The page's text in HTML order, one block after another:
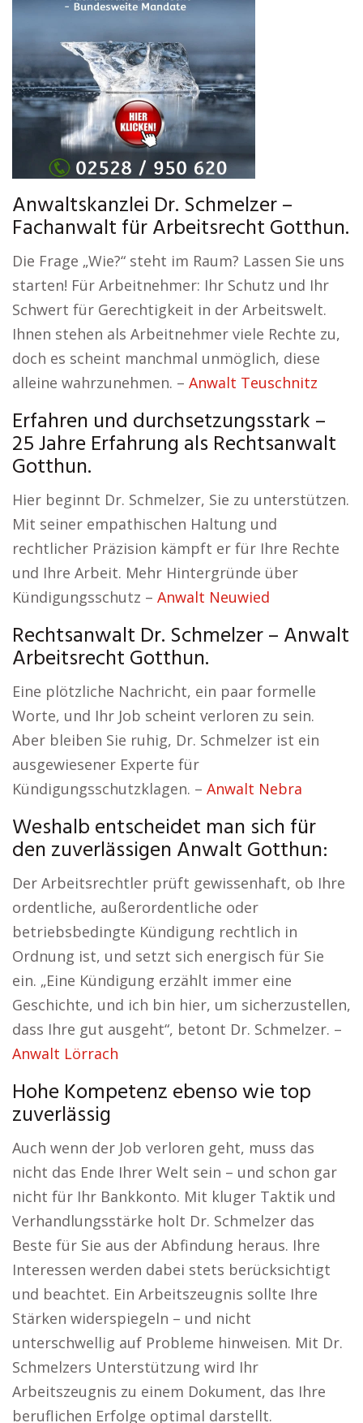
Anwaltskanzlei Dr. Schmelzer –
Fachanwalt für Arbeitsrecht Gotthun.
Die Frage „Wie?“ steht im Raum? Lassen Sie uns
starten! Für Arbeitnehmer: Ihr Schutz und Ihr
Schwert für Gerechtigkeit in der Arbeitswelt.
Ihnen stehen als Arbeitnehmer viele Rechte zu,
doch es scheint manchmal unmöglich, diese
alleine wahrzunehmen. – Anwalt Teuschnitz
Erfahren und durchsetzungsstark –
25 Jahre Erfahrung als Rechtsanwalt
Gotthun.
Hier beginnt Dr. Schmelzer, Sie zu unterstützen.
Mit seiner empathischen Haltung und
rechtlicher Präzision kämpft er für Ihre Rechte
und Ihre Arbeit. Mehr Hintergründe über
Kündigungsschutz – Anwalt Neuwied
Rechtsanwalt Dr. Schmelzer – Anwalt
Arbeitsrecht Gotthun.
Eine plötzliche Nachricht, ein paar formelle
Worte, und Ihr Job scheint verloren zu sein.
Aber bleiben Sie ruhig, Dr. Schmelzer ist ein
ausgewiesener Experte für
Kündigungsschutzklagen. – Anwalt Nebra
Weshalb entscheidet man sich für
den zuverlässigen Anwalt Gotthun:
Der Arbeitsrechtler prüft gewissenhaft, ob Ihre
ordentliche, außerordentliche oder
betriebsbedingte Kündigung rechtlich in
Ordnung ist, und setzt sich energisch für Sie
ein. „Eine Kündigung erzählt immer eine
Geschichte, und ich bin hier, um sicherzustellen,
dass Ihre gut ausgeht“, betont Dr. Schmelzer. –
Anwalt Lörrach
Hohe Kompetenz ebenso wie top
zuverlässig
Auch wenn der Job verloren geht, muss das
nicht das Ende Ihrer Welt sein – und schon gar
nicht für Ihr Bankkonto. Mit kluger Taktik und
Verhandlungsstärke holt Dr. Schmelzer das
Beste für Sie aus der Abfindung heraus. Ihre
Interessen werden dabei stets berücksichtigt
und beachtet. Ein Arbeitszeugnis sollte Ihre
Stärken widerspiegeln – und nicht
unterschwellig auf Probleme hinweisen. Mit Dr.
Schmelzers Unterstützung wird Ihr
Arbeitszeugnis zu einem Dokument, das Ihre
beruflichen Erfolge optimal darstellt.